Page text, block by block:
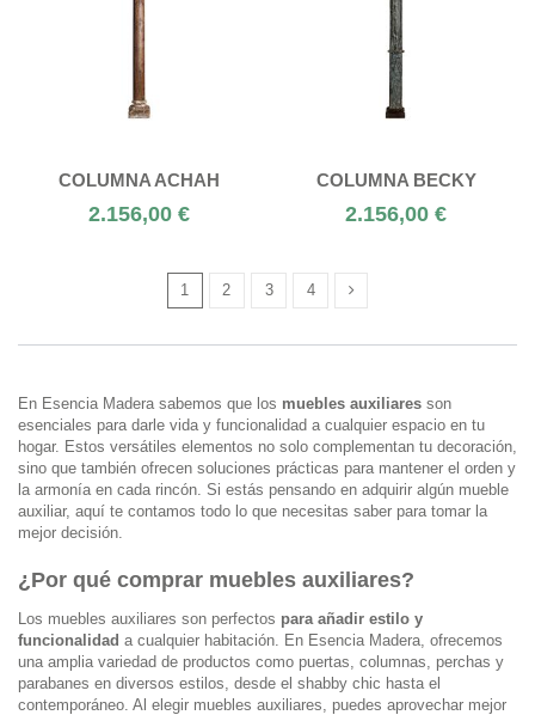
COLUMNA ACHAH
2.156,00 €
COLUMNA BECKY
2.156,00 €
1 2 3 4
En Esencia Madera sabemos que los muebles auxiliares son
esenciales para darle vida y funcionalidad a cualquier espacio en tu
hogar. Estos versátiles elementos no solo complementan tu decoración,
sino que también ofrecen soluciones prácticas para mantener el orden y
la armonía en cada rincón. Si estás pensando en adquirir algún mueble
auxiliar, aquí te contamos todo lo que necesitas saber para tomar la
mejor decisión.
¿Por qué comprar muebles auxiliares?
Los muebles auxiliares son perfectos para añadir estilo y
funcionalidad a cualquier habitación. En Esencia Madera, ofrecemos
una amplia variedad de productos como puertas, columnas, perchas y
parabanes en diversos estilos, desde el shabby chic hasta el
contemporáneo. Al elegir muebles auxiliares, puedes aprovechar mejor